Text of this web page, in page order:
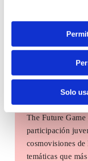
Solo
The Future
The Future
participación
cosmovisiones de
temáticas que